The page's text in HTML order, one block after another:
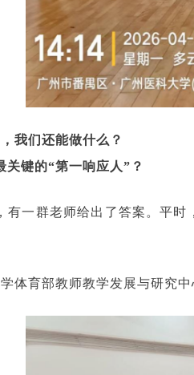
我们还能做什么？
关键的“第一响应人”？
有一群老师给出了答案。平
体育部教师教学发展与研究